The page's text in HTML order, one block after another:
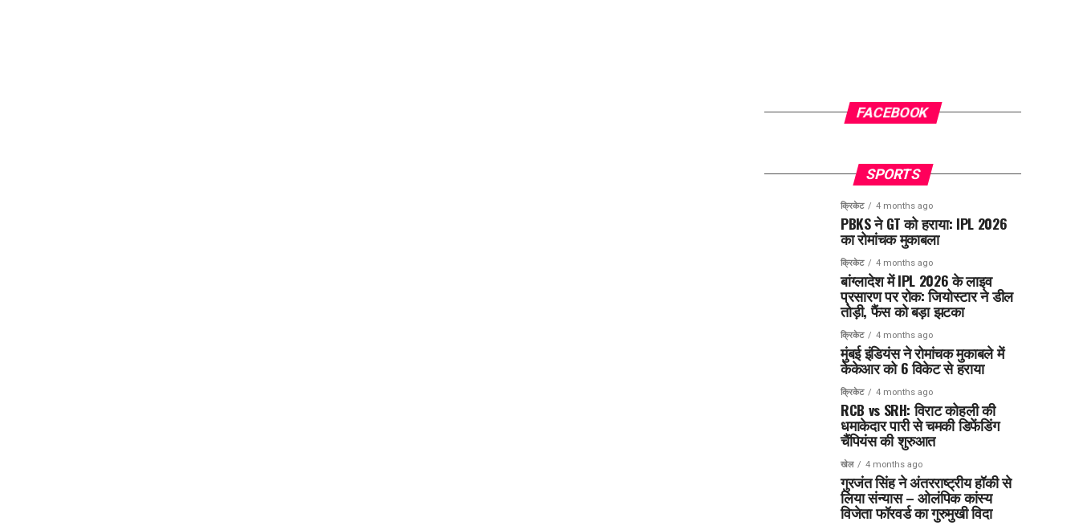
FACEBOOK
SPORTS
क्रिकेट 4 months ago
PBKS ने GT को हराया: IPL 2026
का रोमांचक मुकाबला
क्रिकेट 4 months ago
बांग्लादेश में IPL 2026 के लाइव
प्रसारण पर रोक: जियोस्टार ने डील
तोड़ी, फैंस को बड़ा झटका
क्रिकेट 4 months ago
मुंबई इंडियंस ने रोमांचक मुकाबले में
केकेआर को 6 विकेट से हराया
क्रिकेट 4 months ago
RCB vs SRH: विराट कोहली की
धमाकेदार पारी से चमकी डिफेंडिंग
चैंपियंस की शुरुआत
खेल 4 months ago
गुरजंत सिंह ने अंतरराष्ट्रीय हॉकी से
लिया संन्यास – ओलंपिक कांस्य
विजेता फॉरवर्ड का गुरुमुखी विदा